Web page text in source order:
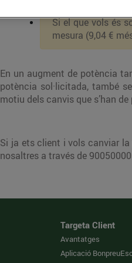
Si el que vols és
mesura (9,04 €
En un augment de potència
potència sol·licitada, també
motiu dels canvis que s’han
Si ja ets client i vols canviar
nosaltres a través de
Targeta Client
Avantatges
Aplicació